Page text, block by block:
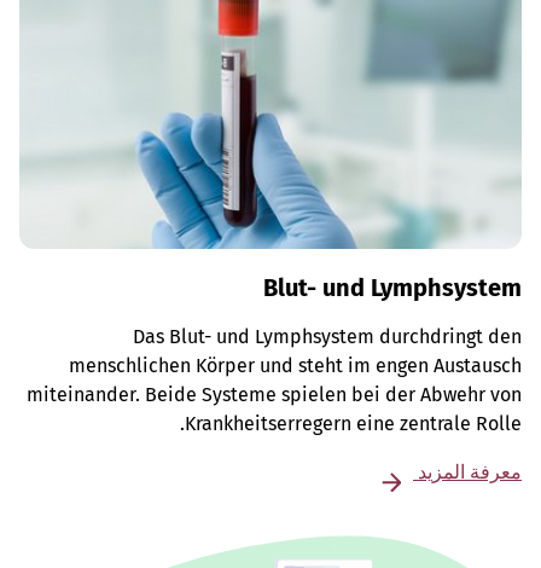
Blut- und Lymphsystem
Das Blut- und Lymphsystem durchdringt den
menschlichen Körper und steht im engen Austausch
miteinander. Beide Systeme spielen bei der Abwehr von
Krankheitserregern eine zentrale Rolle.
معرفة المزيد